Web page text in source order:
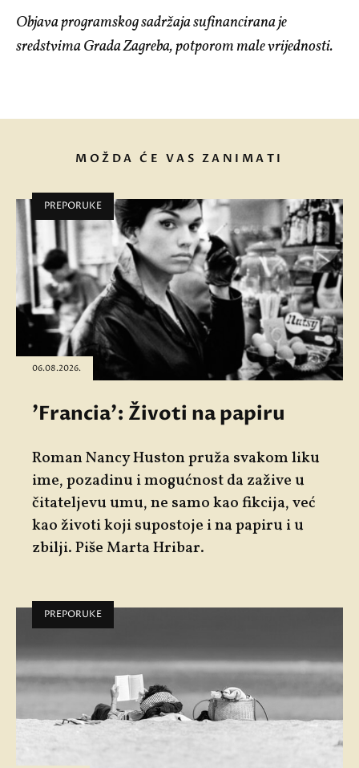
Objava programskog sadržaja sufinancirana je
sredstvima Grada Zagreba, potporom male vrijednosti.
MOŽDA ĆE VAS ZANIMATI
PREPORUKE
06.08.2026.
'Francia': Životi na papiru
Roman Nancy Hustonpruža svakom liku
ime, pozadinu i mogućnost da zažive u
čitateljevu umu, ne samo kao fikcija, već
kao životi koji supostoje i na papiru i u
zbilji. Piše Marta Hribar.
PREPORUKE